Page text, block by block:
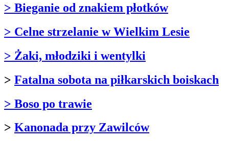
> Bieganie od znakiem płotków
> Celne strzelanie w Wielkim Lesie
> Żaki, młodziki i wentylki
> Fatalna sobota na piłkarskich boiskach
> Boso po trawie
> Kanonada przy Zawilców